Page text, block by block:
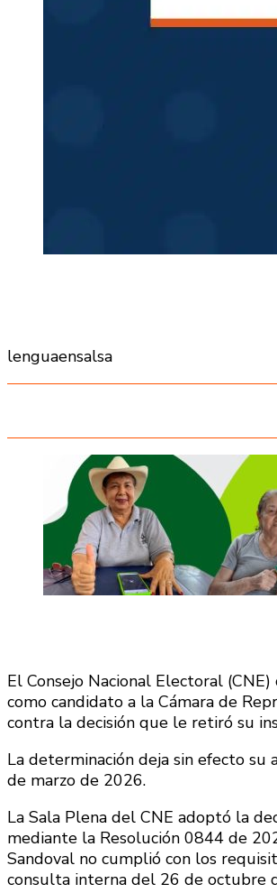
lenguaensalsa
El Consejo Nacional Electoral
como candidato a la Cámara de
contra la decisión que le retiró su
La determinación deja sin efecto su
de marzo de 2026.
La Sala Plena del CNE adoptó la
mediante la Resolución 0844 de
Sandoval no cumplió con los
consulta interna del 26 de octubre